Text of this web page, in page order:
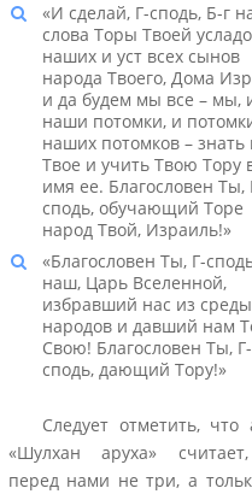
«И сделай, Г-сподь, Б-г
слова Торы Твоей
наших и уст всех сынов
народа Твоего, Дома
и да будем мы все – мы,
наши потомки, и
наших потомков – знать
Твое и учить Твою Тору
имя ее. Благословен Ты,
сподь, обучающий Торе
народ Твой, Израиль!»
«Благословен Ты, Г-
наш, Царь Вселенной,
избравший нас из
народов и давший нам
Свою! Благословен Ты, Г-
сподь, дающий Тору!»
Следует отметить, что
«Шулхан аруха»
перед нами не три, а